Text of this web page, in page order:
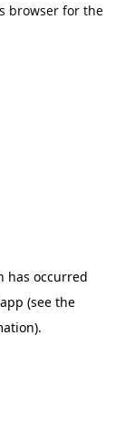
browser for the